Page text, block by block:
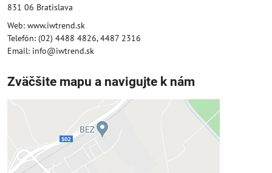
831 06 Bratislava
Web: www.iwtrend.sk
Telefón: (02) 4488 4826, 4487 2316
Email: info@iwtrend.sk
Zväčšite mapu a navigujte k nám
Externý obsah je blokovaný